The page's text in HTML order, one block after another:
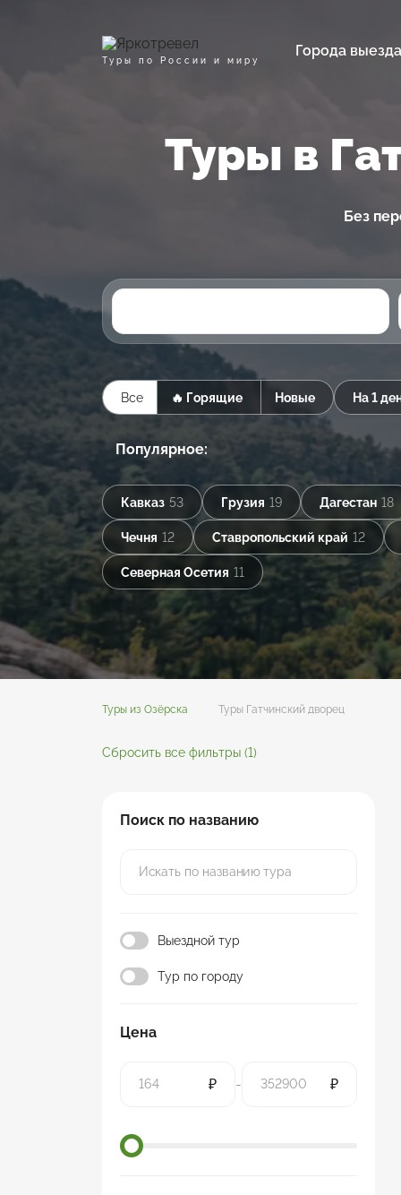
Туры по России и миру
Города выезда
Туры в
Без
Все 🔥 Горящие Новые На 1
Популярное:
Кавказ 53 Грузия 19 Дагестан 18
Чечня 12 Ставропольский край 12
Северная Осетия 11
Туры из Озёрска Туры Гатчинский дворец
Сбросить все фильтры (1)
Поиск по названию
Выездной тур
Тур по городу
Цена
₽ - ₽